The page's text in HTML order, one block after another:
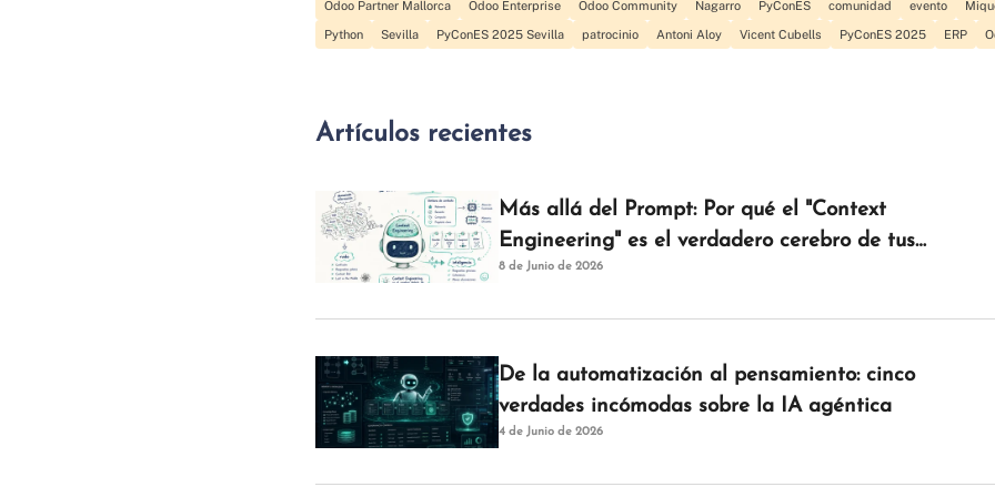
Odoo Partner Mallorca Odoo Enterprise Odoo Community Nagarro PyConES comunidad evento
Python Sevilla PyConES 2025 Sevilla patrocinio Antoni Aloy Vicent Cubells PyConES 2025 ERP
Artículos recientes
Más allá del Prompt: Por qué el "Context
Engineering" es el verdadero cerebro de tus
agentes de IAM
8 de Junio de 2026
De la automatización al pensamiento: cinco
verdades incómodas sobre la IA agéntica
4 de Junio de 2026